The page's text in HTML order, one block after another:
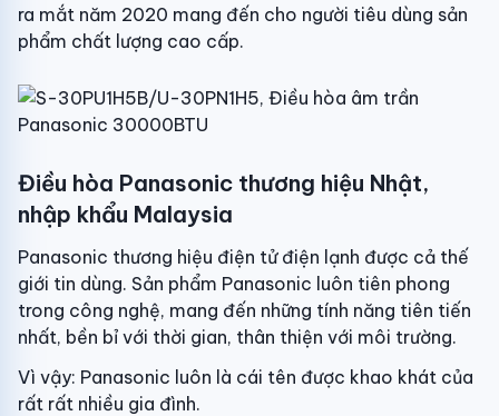
ra mắt năm 2020 mang đến cho người tiêu dùng sản
phẩm chất lượng cao cấp.
Điều hòa Panasonic thương hiệu Nhật,
nhập khẩu Malaysia
Panasonic thương hiệu điện tử điện lạnh được cả thế
giới tin dùng. Sản phẩm Panasonic luôn tiên phong
trong công nghệ, mang đến những tính năng tiên tiến
nhất, bền bỉ với thời gian, thân thiện với môi trường.
Vì vậy: Panasonic luôn là cái tên được khao khát của
rất rất nhiều gia đình.